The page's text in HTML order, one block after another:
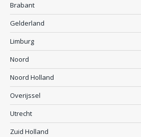
Brabant
Gelderland
Limburg
Noord
Noord Holland
Overijssel
Utrecht
Zuid Holland